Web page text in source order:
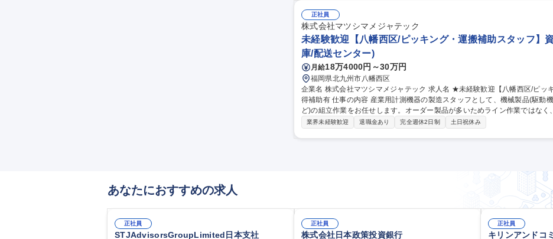
子機器の組立スタッフ】コツコツ作業したい方必見！
正社員
株式会社マツシマメジャテック
未経験歓迎【八幡西区/ピッキング・運搬補助スタッフ】
庫/配送センター)
月給18万4000円～30万円
福岡県北九州市八幡西区
企業名 株式会社マツシマメジャテック 求人名 ★未経験歓迎【八幡西区/ピッキング・運搬補助スタッフ】資格取
得補助有 仕事の内容 産業用計測機器の製造スタッフとして、機械製品(駆動機・レベル計・コンベヤ周辺機器な
ど)の組立作業をお任せします。オーダー製品が多いためライン作業ではな
げていきます。 ■ピッキング作業/・製品梱包、開梱作業や入荷部品移動と移動収納、表面処理部材の支給準備 ・
業界未経験歓迎 退職金あり 完全週休2日制 土日祝休み
あなたにおすすめの求人
正社員
STJAdvisorsGroupLimited日本支社
正社員
株式会社日本政策投資銀行
正社員
キリンアンドコ